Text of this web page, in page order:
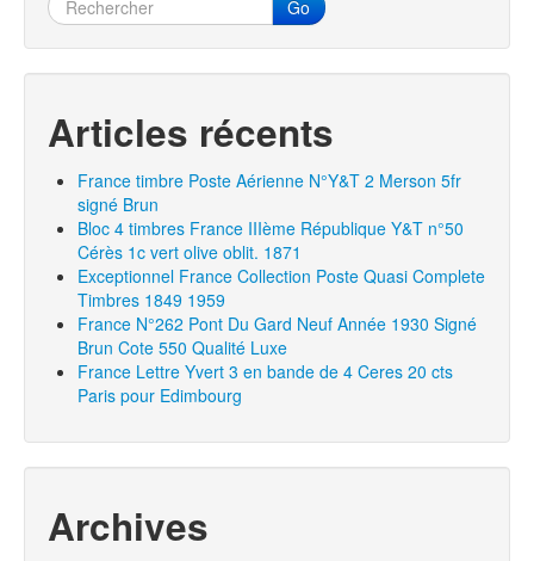
Go
Articles récents
France timbre Poste Aérienne N°Y&T 2 Merson 5fr
signé Brun
Bloc 4 timbres France IIIème République Y&T n°50
Cérès 1c vert olive oblit. 1871
Exceptionnel France Collection Poste Quasi Complete
Timbres 1849 1959
France N°262 Pont Du Gard Neuf Année 1930 Signé
Brun Cote 550 Qualité Luxe
France Lettre Yvert 3 en bande de 4 Ceres 20 cts
Paris pour Edimbourg
Archives